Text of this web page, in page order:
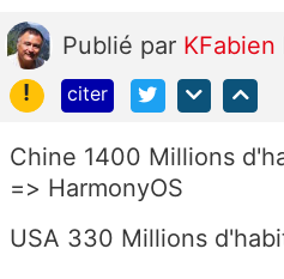
Publié par KFabien
!
citer
Chine 1400 Millions
=> HarmonyOS
USA 330 Millions